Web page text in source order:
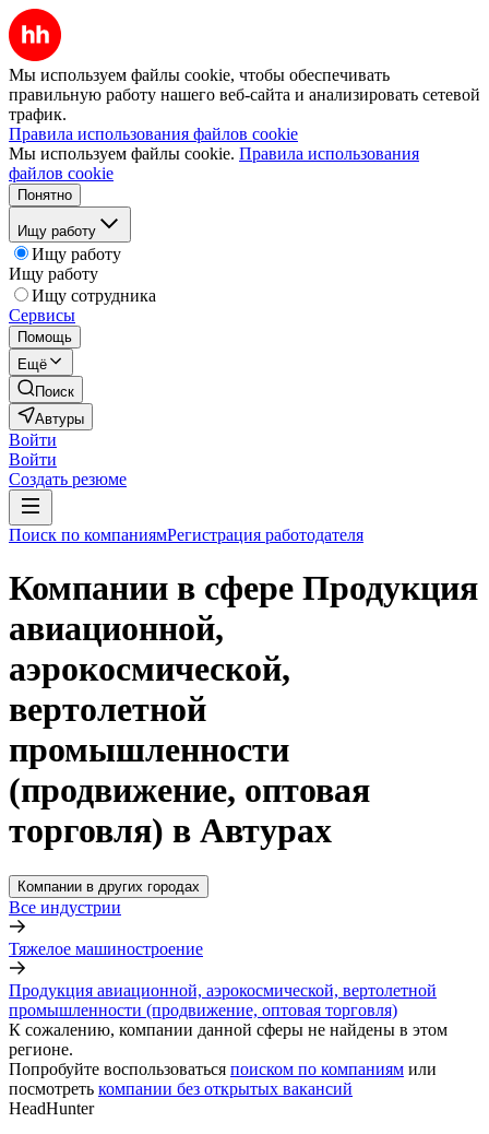
Мы используем файлы cookie, чтобы обеспечивать
правильную работу нашего веб-сайта и анализировать сетевой
трафик.
Правила использования файлов cookie
Мы используем файлы cookie. Правила использования
файлов cookie
Понятно
Ищу работу
Ищу работу
Ищу работу
Ищу сотрудника
Сервисы
Помощь
Ещё
Поиск
Автуры
Войти
Войти
Создать резюме
Поиск по компаниямРегистрация работодателя
Компании в сфере Продукция
авиационной,
аэрокосмической,
вертолетной
промышленности
(продвижение, оптовая
торговля) в Автурах
Компании в других городах
Все индустрии
Тяжелое машиностроение
Продукция авиационной, аэрокосмической, вертолетной
промышленности (продвижение, оптовая торговля)
К сожалению, компании данной сферы не найдены в этом
регионе.
Попробуйте воспользоваться поиском по компаниям или
посмотреть компании без открытых вакансий
HeadHunter